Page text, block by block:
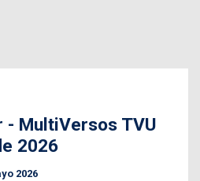
- MultiVersos TVU
2026
2026